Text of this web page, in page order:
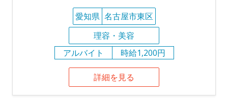
愛知県 名古屋市東区
理容・美容
アルバイト
時給1,200円
詳細を見る